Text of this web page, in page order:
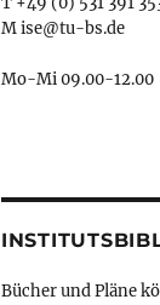
M ise@tu-bs.de
Mo-Mi 09.00-12.00
Bücher und Pläne